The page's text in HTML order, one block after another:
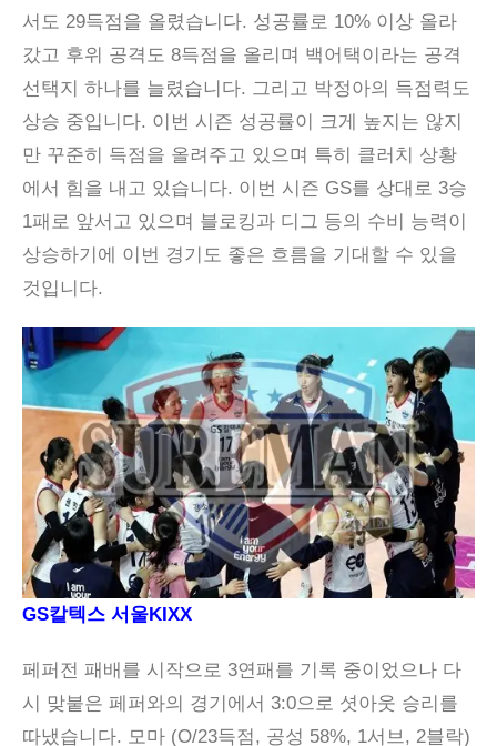
서도 29득점을 올렸습니다. 성공률로 10% 이상 올라
갔고 후위 공격도 8득점을 올리며 백어택이라는 공격
선택지 하나를 늘렸습니다. 그리고 박정아의 득점력도
상승 중입니다. 이번 시즌 성공률이 크게 높지는 않지
만 꾸준히 득점을 올려주고 있으며 특히 클러치 상황
에서 힘을 내고 있습니다. 이번 시즌 GS를 상대로 3승
1패로 앞서고 있으며 블로킹과 디그 등의 수비 능력이
상승하기에 이번 경기도 좋은 흐름을 기대할 수 있을
것입니다.
GS칼텍스 서울KIXX
페퍼전 패배를 시작으로 3연패를 기록 중이었으나 다
시 맞붙은 페퍼와의 경기에서 3:0으로 셧아웃 승리를
따냈습니다. 모마 (O/23득점, 공성 58%, 1서브, 2블락)